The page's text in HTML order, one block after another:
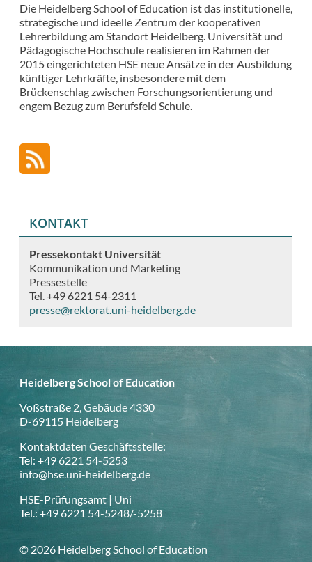
Die Heidelberg School of Education ist das institutionelle,
strategische und ideelle Zentrum der kooperativen
Lehrerbildung am Standort Heidelberg. Universität und
Pädagogische Hochschule realisieren im Rahmen der
2015 eingerichteten HSE neue Ansätze in der Ausbildung
künftiger Lehrkräfte, insbesondere mit dem
Brückenschlag zwischen Forschungsorientierung und
engem Bezug zum Berufsfeld Schule.
KONTAKT
Pressekontakt Universität
Kommunikation und Marketing
Pressestelle
Tel. +49 6221 54-2311
presse@rektorat.uni-heidelberg.de
Heidelberg School of Education
Voßstraße 2, Gebäude 4330
D-69115 Heidelberg
Kontaktdaten Geschäftsstelle:
Tel: +49 6221 54-5253
info@hse.uni-heidelberg.de
HSE-Prüfungsamt | Uni
Tel.: +49 6221 54-5248/-5258
© 2026 Heidelberg School of Education